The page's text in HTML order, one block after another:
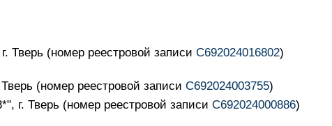
Тверь (номер реестровой записи С692024016802)
(номер реестровой записи С692024003755)
г. Тверь (номер реестровой записи С692024000886)